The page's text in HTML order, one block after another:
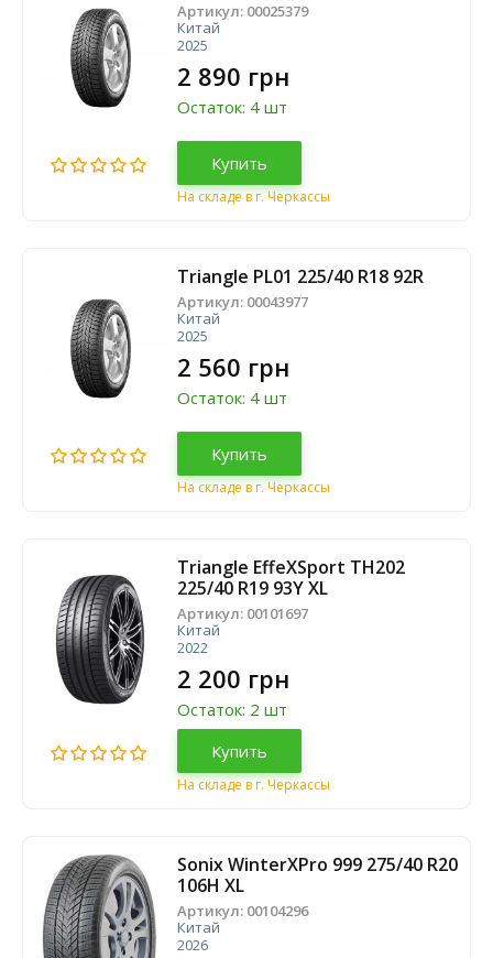
Артикул: 00025379
Китай
2025
2 890 грн
Остаток: 4 шт
Купить
На складе в г. Черкассы
Triangle PL01 225/40 R18 92R
Артикул: 00043977
Китай
2025
2 560 грн
Остаток: 4 шт
Купить
На складе в г. Черкассы
Triangle EffeXSport TH202
225/40 R19 93Y XL
Артикул: 00101697
Китай
2022
2 200 грн
Остаток: 2 шт
Купить
На складе в г. Черкассы
Sonix WinterXPro 999 275/40 R20
106H XL
Артикул: 00104296
Китай
2026